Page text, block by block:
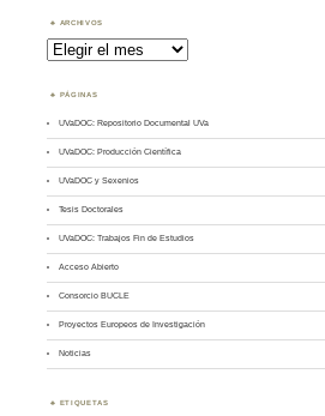
ARCHIVOS
Archivos
PÁGINAS
UVaDOC: Repositorio Documental UVa
UVaDOC: Producción Científica
UVaDOC y Sexenios
Tesis Doctorales
UVaDOC: Trabajos Fin de Estudios
Acceso Abierto
Consorcio BUCLE
Proyectos Europeos de Investigación
Noticias
ETIQUETAS